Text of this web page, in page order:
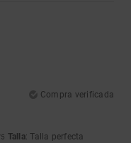
Compra verificada
Talla: Talla perfecta